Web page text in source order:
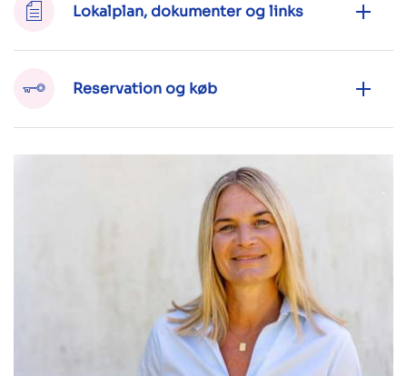
Lokalplan, dokumenter og links
Reservation og køb